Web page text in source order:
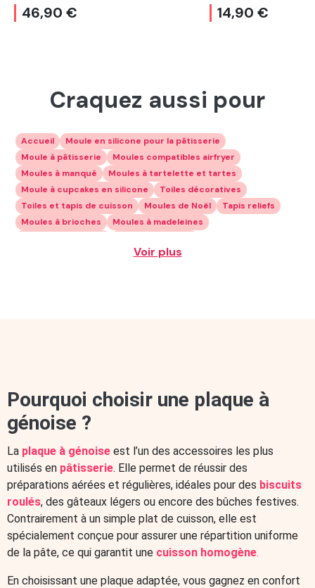
46,90 € 14,90 €
Craquez aussi pour
Accueil
Moule en silicone pour la pâtisserie
Moule à pâtisserie
Moules compatibles airfryer
Moules à manqué
Moules à tartelette et tartes
Moule à cupcakes en silicone
Toiles décoratives
Toiles et tapis de cuisson
Moules de Noël
Tapis reliefs
Moules à brioches
Moules à madeleines
Moules à gâteaux professionnels
Moules à bûches
Café en grains
Gourmandises pour le café
Chocolats individuels
Machine à glace
Accessoires de cuisine
Découpoirs
Découpoirs de Pâques
Emportes pièces de Noël
Décorations pour gâteaux d'anniversaire
Accessoire de découpe
Poche à douille et douille à pâtisserie
Moules à chocolats
Moule à œufs en chocolat
Plaque de Cuisson pour Four et Plaque à Pâtisserie
Matériel de pâtisserie
Kits tempérage du chocolat
Présentoirs à gateaux
Spatules de cuisine & maryses
Voir plus
Pourquoi choisir une plaque à
génoise ?
La plaque à génoise est l’un des accessoires les plus
utilisés en pâtisserie. Elle permet de réussir des
préparations aérées et régulières, idéales pour des biscuits
roulés, des gâteaux légers ou encore des bûches festives.
Contrairement à un simple plat de cuisson, elle est
spécialement conçue pour assurer une répartition uniforme
de la pâte, ce qui garantit une cuisson homogène.
En choisissant une plaque adaptée, vous gagnez en confort